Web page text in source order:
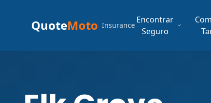
QuoteMoto Insurance
Encontrar
Seguro